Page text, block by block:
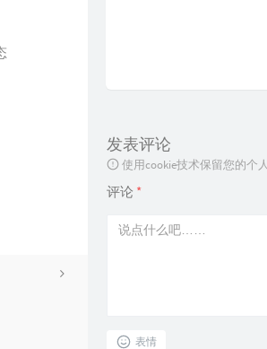
发表评论
使用cookie技术保留您的个
评论 *
表情